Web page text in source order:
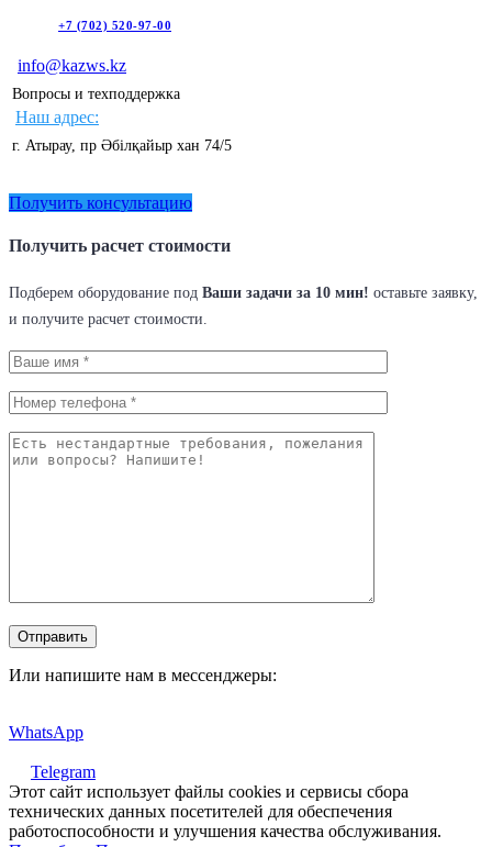
+7 (702) 520-97-00
info@kazws.kz
Вопросы и техподдержка
Наш адрес:
г. Атырау, пр Әбілқайыр хан 74/5
Получить консультацию
Получить расчет стоимости
Подберем оборудование под Ваши задачи за 10 мин! оставьте заявку,
и получите расчет стоимости.
Или напишите нам в мессенджеры:
WhatsApp
Telegram
Этот сайт использует файлы cookies и сервисы сбора
технических данных посетителей для обеспечения
работоспособности и улучшения качества обслуживания.